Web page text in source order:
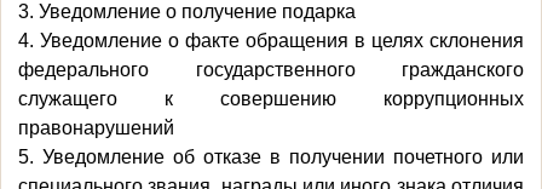
3. Уведомление о получение подарка
4. Уведомление о факте обращения в целях склонения
федерального государственного гражданского
служащего к совершению коррупционных
правонарушений
5. Уведомление об отказе в получении почетного или